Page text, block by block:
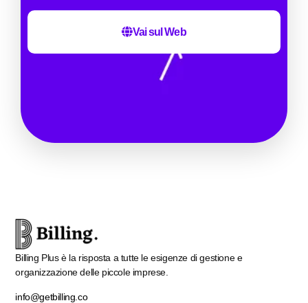
Vai sul Web
Billing Plus è la risposta a tutte le esigenze di gestione e
organizzazione delle piccole imprese.
info@getbilling.co